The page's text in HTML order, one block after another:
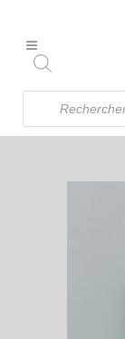
Recherche
produits